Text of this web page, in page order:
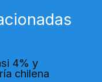
4% y
chilena